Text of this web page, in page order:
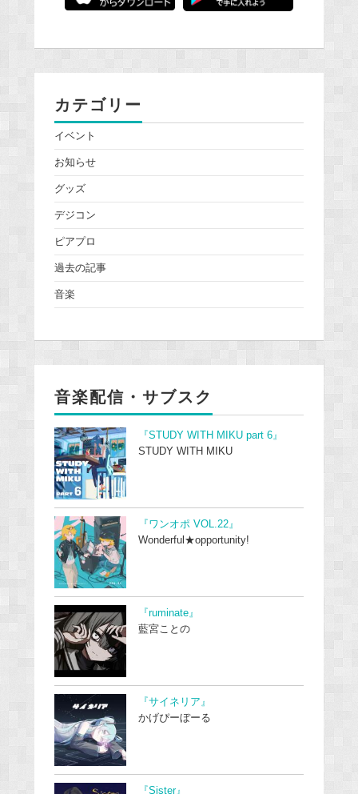
カテゴリー
イベント
お知らせ
グッズ
デジコン
ピアプロ
過去の記事
音楽
音楽配信・サブスク
『STUDY WITH MIKU part 6』
STUDY WITH MIKU
『ワンオポ VOL.22』
Wonderful★opportunity!
『ruminate』
藍宮ことの
『サイネリア』
かげぴーぼーる
『Sister』